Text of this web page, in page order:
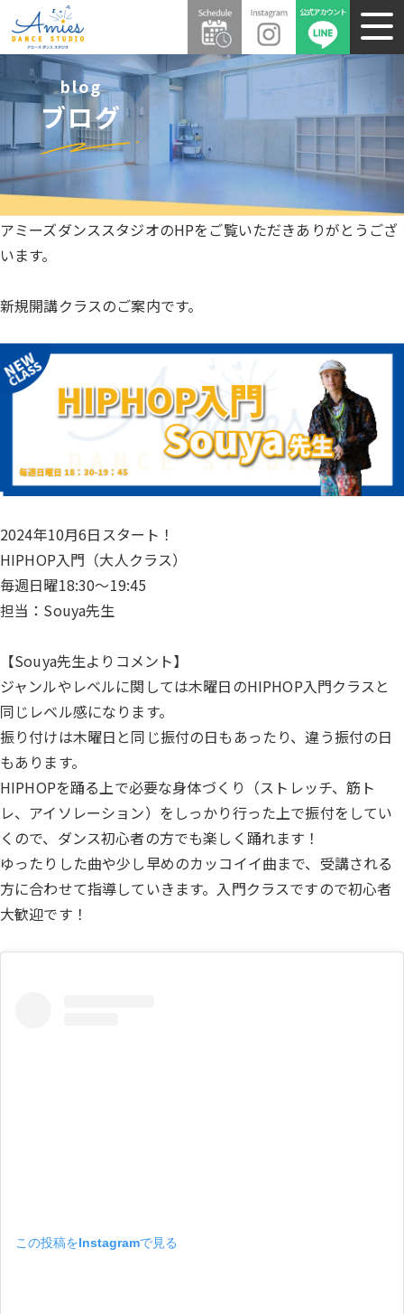
blog
ブログ
アミーズダンススタジオのHPをご覧いただきありがとうござ
います。
新規開講クラスのご案内です。
2024年10月6日スタート！
HIPHOP入門（大人クラス）
毎週日曜18:30～19:45
担当：Souya先生
【Souya先生よりコメント】
ジャンルやレベルに関しては木曜日のHIPHOP入門クラスと
同じレベル感になります。
振り付けは木曜日と同じ振付の日もあったり、違う振付の日
もあります。
HIPHOPを踊る上で必要な身体づくり（ストレッチ、筋ト
レ、アイソレーション）をしっかり行った上で振付をしてい
くので、ダンス初心者の方でも楽しく踊れます！
ゆったりした曲や少し早めのカッコイイ曲まで、受講される
方に合わせて指導していきます。入門クラスですので初心者
大歓迎です！
この投稿をInstagramで見る